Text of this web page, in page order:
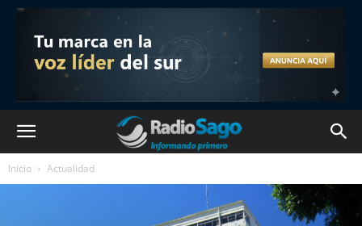
Inicio Actualidad